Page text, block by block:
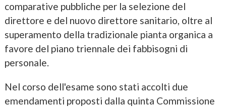
comparative pubbliche per la selezione del
direttore e del nuovo direttore sanitario, oltre al
superamento della tradizionale pianta organica a
favore del piano triennale dei fabbisogni di
personale.
Nel corso dell'esame sono stati accolti due
emendamenti proposti dalla quinta Commissione